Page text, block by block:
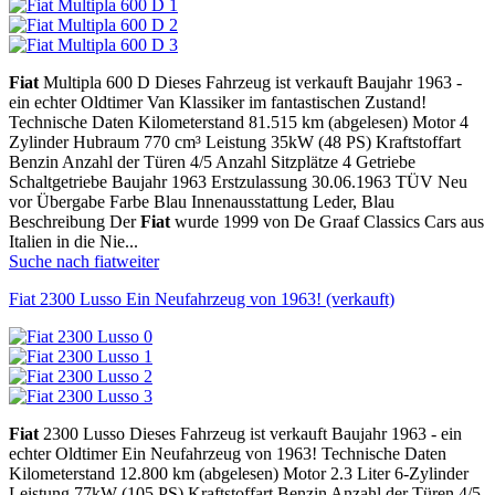
Fiat Multipla 600 D Dieses Fahrzeug ist verkauft Baujahr 1963 -
ein echter Oldtimer Van Klassiker im fantastischen Zustand!
Technische Daten Kilometerstand 81.515 km (abgelesen) Motor 4
Zylinder Hubraum 770 cm³ Leistung 35kW (48 PS) Kraftstoffart
Benzin Anzahl der Türen 4/5 Anzahl Sitzplätze 4 Getriebe
Schaltgetriebe Baujahr 1963 Erstzulassung 30.06.1963 TÜV Neu
vor Übergabe Farbe Blau Innenausstattung Leder, Blau
Beschreibung DerFiat wurde 1999 von De Graaf Classics Cars aus
Italien in die Nie...
Suche nach fiatweiter
Fiat 2300 Lusso Ein Neufahrzeug von 1963! (verkauft)
Fiat 2300 Lusso Dieses Fahrzeug ist verkauft Baujahr 1963 - ein
echter Oldtimer Ein Neufahrzeug von 1963! Technische Daten
Kilometerstand 12.800 km (abgelesen) Motor 2.3 Liter 6-Zylinder